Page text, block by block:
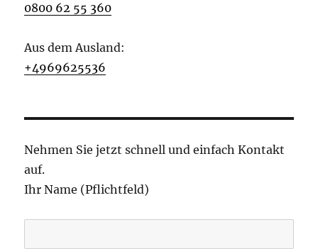
0800 62 55 360
Aus dem Ausland:
+4969625536
Nehmen Sie jetzt schnell und einfach Kontakt
auf.
Ihr Name (Pflichtfeld)